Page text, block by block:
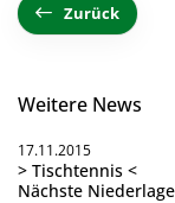
Zurück
Weitere News
17.11.2015
> Tischtennis <
Nächste